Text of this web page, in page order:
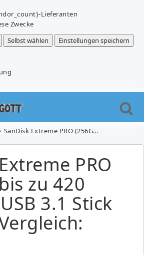
Lieferanten
Zwecke
Selbst wählen
Einstellungen speichern
SanDisk Extreme PRO (256GB, bis zu 420 MB/Sec) USB 3.1 Stick für 49€ (Vergleich: 67,80€)
PRO
zu 420
3.1 Stick